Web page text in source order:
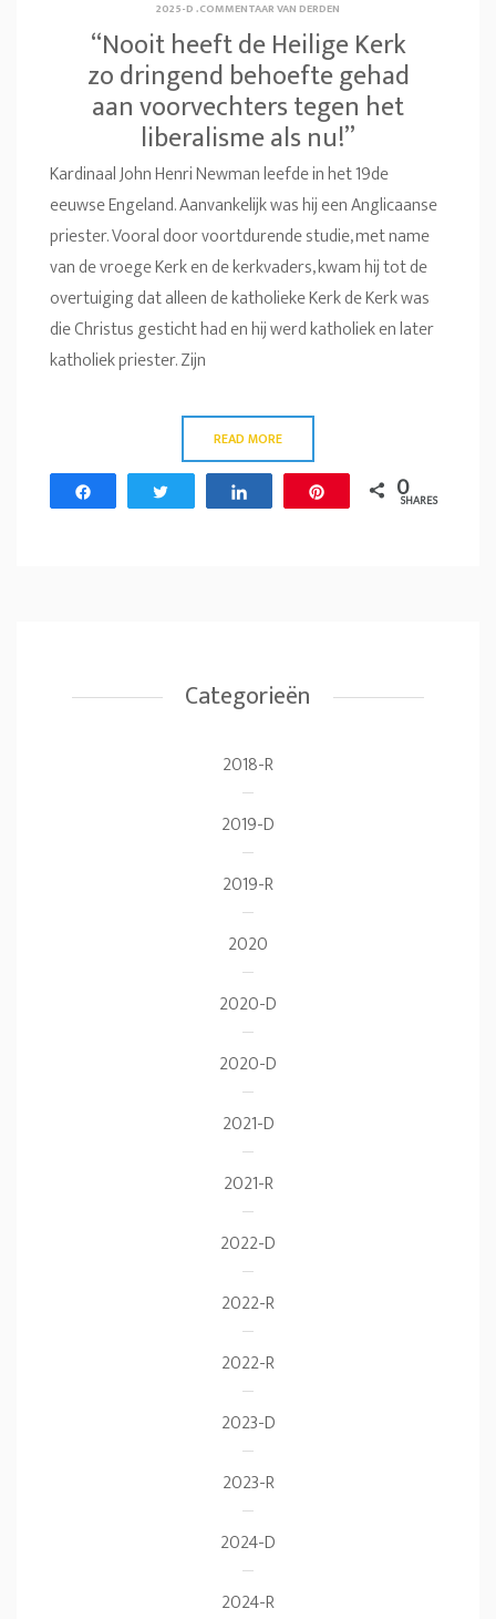
2025-D.COMMENTAAR VAN DERDEN
“Nooit heeft de Heilige Kerk
zo dringend behoefte gehad
aan voorvechters tegen het
liberalisme als nu!”
Kardinaal John Henri Newman leefde in het 19de
eeuwse Engeland. Aanvankelijk was hij een Anglicaanse
priester. Vooral door voortdurende studie, met name
van de vroege Kerk en de kerkvaders, kwam hij tot de
overtuiging dat alleen de katholieke Kerk de Kerk was
die Christus gesticht had en hij werd katholiek en later
katholiek priester. Zijn
READ MORE
0
SHARES
Categorieën
2018-R
2019-D
2019-R
2020
2020-D
2020-D
2021-D
2021-R
2022-D
2022-R
2022-R
2023-D
2023-R
2024-D
2024-R